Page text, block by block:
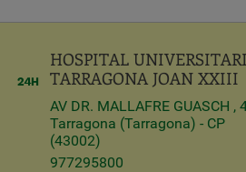
HOSPITAL
TARRAGONA JOAN XXIII
AV DR. MALLAFRE GUASCH ,
Tarragona (Tarragona) - CP
(43002)
977295800